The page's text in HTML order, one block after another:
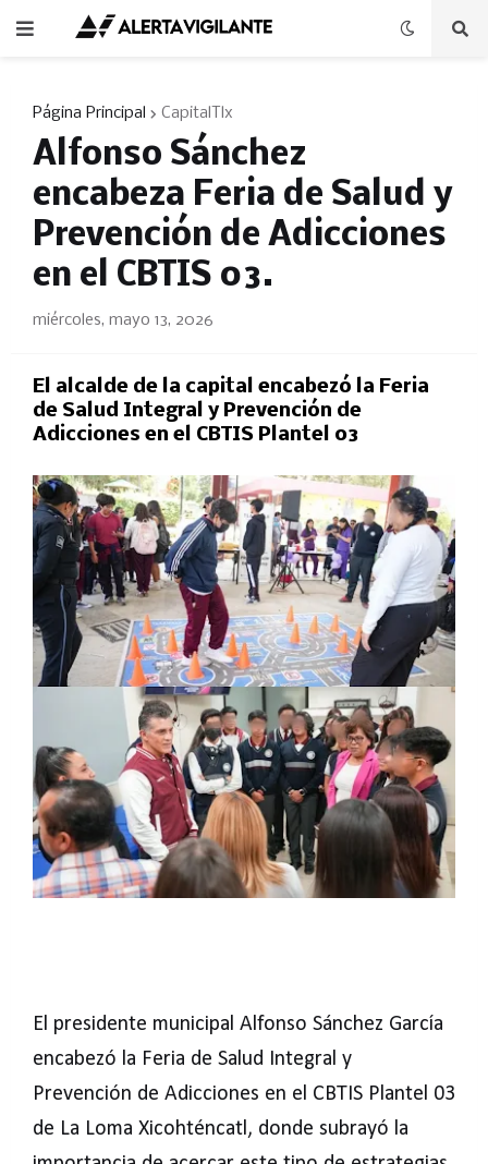
Página Principal CapitalTlx
Alfonso Sánchez
encabeza Feria de Salud y
Prevención de Adicciones
en el CBTIS 03.
miércoles, mayo 13, 2026
El alcalde de la capital encabezó la Feria
de Salud Integral y Prevención de
Adicciones en el CBTIS Plantel 03
El presidente municipal Alfonso Sánchez García
encabezó la Feria de Salud Integral y
Prevención de Adicciones en el CBTIS Plantel 03
de La Loma Xicohténcatl, donde subrayó la